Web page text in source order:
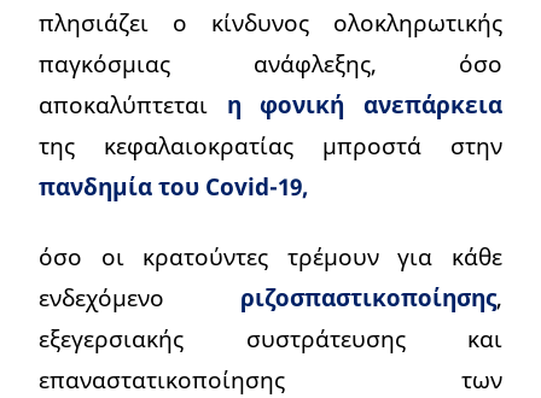
πλησιάζει ο κίνδυνος ολοκληρωτικής
παγκόσμιας ανάφλεξης, όσο
αποκαλύπτεται η φονική ανεπάρκεια
της κεφαλαιοκρατίας μπροστά στην
πανδημία του Covid-19,
όσο οι κρατούντες τρέμουν για κάθε
ενδεχόμενο ριζοσπαστικοποίησης,
εξεγερσιακής συστράτευσης και
επαναστατικοποίησης των